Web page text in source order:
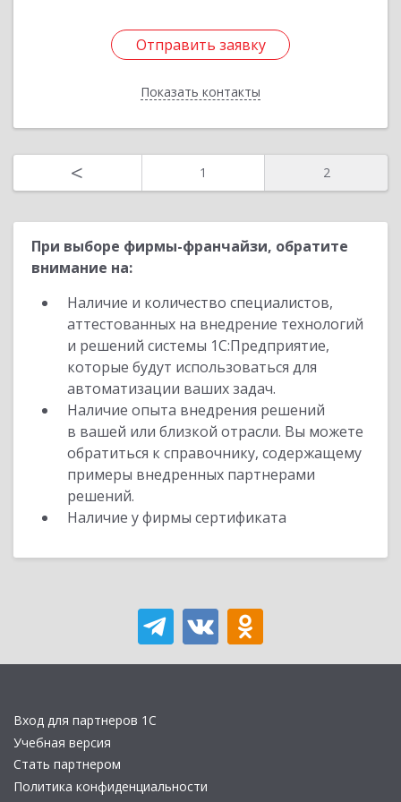
Отправить заявку
Показать контакты
Отправить заявку
Назад
< 1 2
При выборе фирмы-франчайзи, обратите
внимание на:
Наличие и количество специалистов,
аттестованных на внедрение технологий
и решений системы 1С:Предприятие,
которые будут использоваться для
автоматизации ваших задач.
Наличие опыта внедрения решений
в вашей или близкой отрасли. Вы можете
обратиться к справочнику, содержащему
примеры внедренных партнерами
решений.
Наличие у фирмы сертификата
Вход для партнеров 1С
Учебная версия
Стать партнером
Политика конфиденциальности